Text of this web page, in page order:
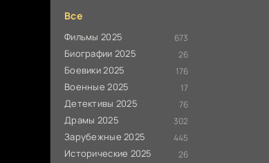
Все
Фильмы 2025 673
Биографии 2025 26
Боевики 2025 176
Военные 2025 17
Детективы 2025 76
Драмы 2025 302
Зарубежные 2025 445
Исторические 2025 26